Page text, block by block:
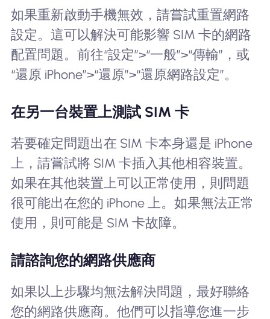
如果重新啟動手機無效，請嘗試重置網路
設定。這可以解決可能影響 SIM 卡的網路
配置問題。前往“設定”>“一般”>“傳輸”，或
“還原 iPhone”>“還原”>“還原網路設定”。
在另一台裝置上測試 SIM 卡
若要確定問題出在 SIM 卡本身還是 iPhone
上，請嘗試將 SIM 卡插入其他相容裝置。
如果在其他裝置上可以正常使用，則問題
很可能出在您的 iPhone 上。如果無法正常
使用，則可能是 SIM 卡故障。
請諮詢您的網路供應商
如果以上步驟均無法解決問題，最好聯絡
您的網路供應商。他們可以指導您進一步